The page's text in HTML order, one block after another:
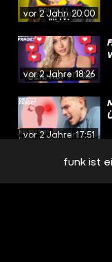
vor 2 Jahren20:00
vor 2 Jahren18:26
vor 2 Jahren17:51
funk ist